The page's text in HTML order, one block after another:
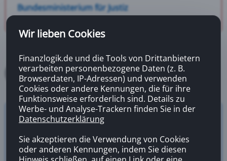
Bundesministerium für Justiz
Versicherungsrechner
Wir lieben Cookies
Finanzlogik.de und die Tools von Drittanbietern
verarbeiten personenbezogene Daten (z. B.
Browserdaten, IP-Adressen) und verwenden
Cookies oder andere Kennungen, die für ihre
Funktionsweise erforderlich sind. Details zu
Werbe- und Analyse-Trackern finden Sie in der
Datenschutzerklärung
Sie akzeptieren die Verwendung von Cookies
oder anderen Kennungen, indem Sie diesen